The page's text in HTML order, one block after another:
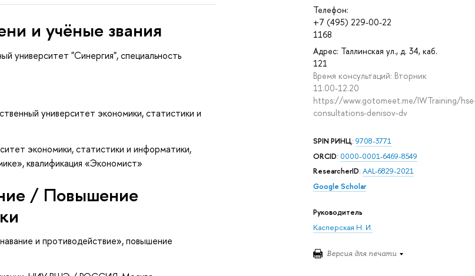
Телефон:
+7 (495) 229-00-22
1168
Адрес: Таллинская ул., д. 34, каб.
121
Время консультаций: Вторник
11.00-12.20
https://www.gotomeet.me/IWTraining/
consultations-denisov-dv
SPIN РИНЦ: 9708-3771
ORCID: 0000-0001-6469-8549
ResearcherID: AAL-6829-2021
Google Scholar
Руководитель
Касперская Н. И.
Версия для печати
и учёные звания
университет "Синергия", специальность
университет экономики, статистики и
экономики, статистики и информатики,
квалификация «Экономист»
/ Повышение
и противодействие», повышение